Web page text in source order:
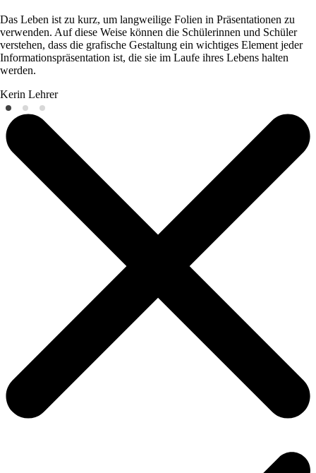
Das Leben ist zu kurz, um langweilige Folien in Präsentationen zu
verwenden. Auf diese Weise können die Schülerinnen und Schüler
verstehen, dass die grafische Gestaltung ein wichtiges Element jeder
Informationspräsentation ist, die sie im Laufe ihres Lebens halten
werden.
Kerin Lehrer